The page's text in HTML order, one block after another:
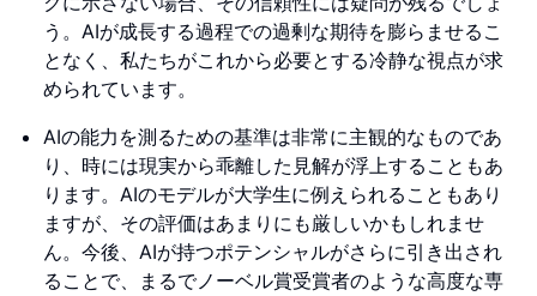
う。AIが成長する過程での過剰な期待を膨らませるこ
となく、私たちがこれから必要とする冷静な視点が求
められています。
AIの能力を測るための基準は非常に主観的なものであ
り、時には現実から乖離した見解が浮上することもあ
ります。AIのモデルが大学生に例えられることもあり
ますが、その評価はあまりにも厳しいかもしれませ
ん。今後、AIが持つポテンシャルがさらに引き出され
ることで、まるでノーベル賞受賞者のような高度な専